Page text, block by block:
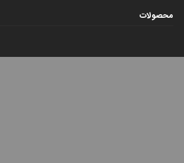
بسزایی در روحیه کارکنان و بازدهی آنان دارد.
در صورتی که به دنبال طراحی فضایی مناسب برای
محصولات